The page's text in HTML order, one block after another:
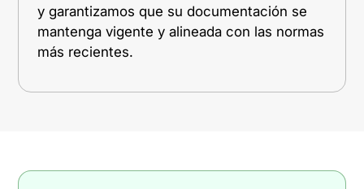
y garantizamos que su documentación se
mantenga vigente y alineada con las normas
más recientes.